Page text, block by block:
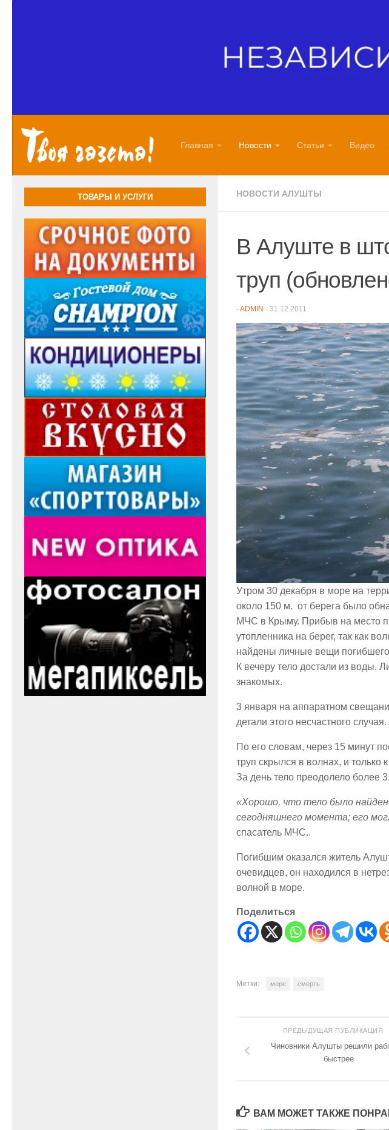
Главная Новости Статьи Видео
НОВОСТИ АЛУШТЫ
В Алуште в
труп
-ADMIN · 31.12.2011
Утром 30 декабря в море на
около 150 м. от берега было
МЧС в Крыму. Прибыв на место
утопленника на берег, так как
найдены личные вещи
К вечеру тело достали из воды.
знакомых.
3 января на аппаратном
детали этого несчастного случая.
По его словам, через 15 минут
труп скрылся в волнах, и только
За день тело преодолело более
«Хорошо, что тело было
сегодняшнего момента; его
спасатель МЧС..
Погибшим оказался житель
очевидцев, он находился в
волной в море.
Поделиться
Метки: море смерть
ПРЕДЫДУЩАЯ ПУБЛИКАЦИЯ
Чиновники Алушты решили
быстрее
ВАМ МОЖЕТ ТАКЖЕ
ТОВАРЫ И УСЛУГИ